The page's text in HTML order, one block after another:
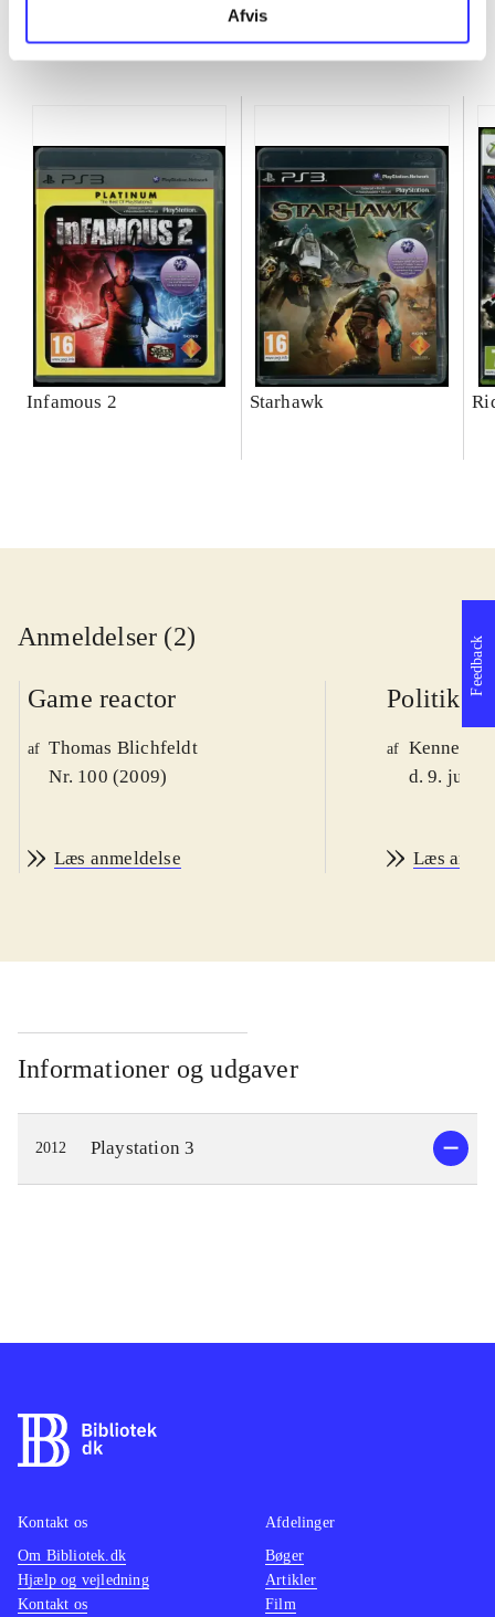
Afvis
Minder om
Infamous 2 Starhawk
Anmeldelser (2)
Game reactor
af Thomas Blichfeldt
Nr. 100 (2009)
Læs anmeldelse
Politiken
af Kenneth
d. 9. juni
Læs
Informationer og udgaver
2012 Playstation 3
Feedback
Kontakt os
Om Bibliotek.dk
Hjælp og vejledning
Kontakt os
Afdelinger
Bøger
Artikler
Film